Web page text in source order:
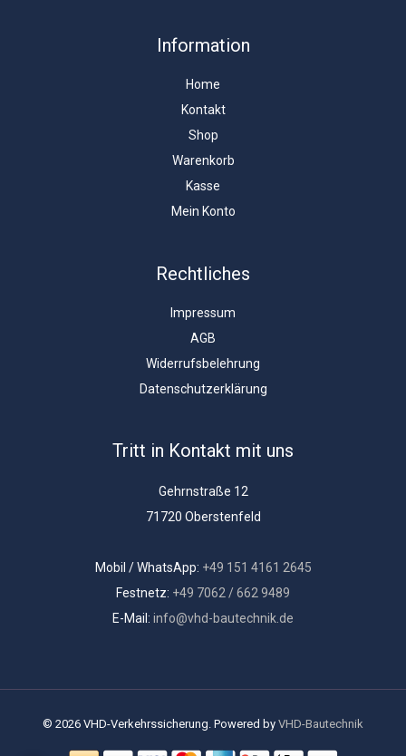
Information
Home
Kontakt
Shop
Warenkorb
Kasse
Mein Konto
Rechtliches
Impressum
AGB
Widerrufsbelehrung
Datenschutzerklärung
Tritt in Kontakt mit uns
Gehrnstraße 12
71720 Oberstenfeld
Mobil / WhatsApp: +49 151 4161 2645
Festnetz: +49 7062 / 662 9489
E-Mail: info@vhd-bautechnik.de
© 2026 VHD-Verkehrssicherung. Powered by VHD-Bautechnik